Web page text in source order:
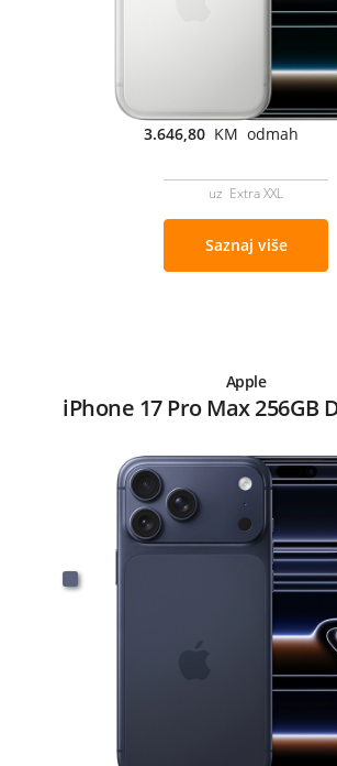
3.646,80 KM odmah
uz Extra XXL
Saznaj više
Apple
iPhone 17 Pro Max 256GB